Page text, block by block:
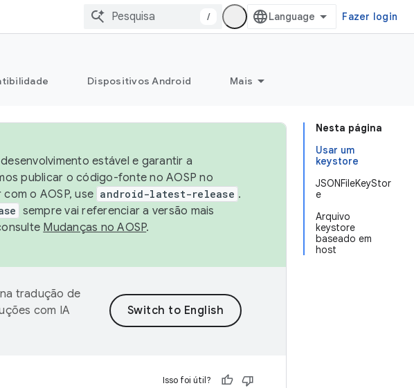
/ Fazer login
Dispositivos Android Mais
Nesta página
Usar um
keystore
JSONFileKeyStor
e
Arquivo
keystore
baseado em
host
estável e garantir a
publicar o código-fonte no AOSP no
o AOSP, use android-latest-release .
sempre vai referenciar a versão mais
Mudanças no AOSP.
tradução de
com IA
Isso foi útil?